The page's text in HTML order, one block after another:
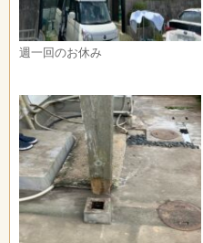
週一回のお休み